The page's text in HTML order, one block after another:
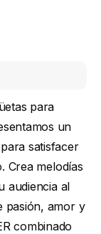
para
un
satisfacer
Crea melodías
audiencia al
pasión, amor y
combinado